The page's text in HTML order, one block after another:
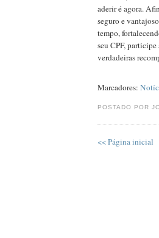
aderir é agora.
seguro e
tempo,
seu CPF,
verdadeiras
Marcadores:
POSTADO POR
<< Página inicial